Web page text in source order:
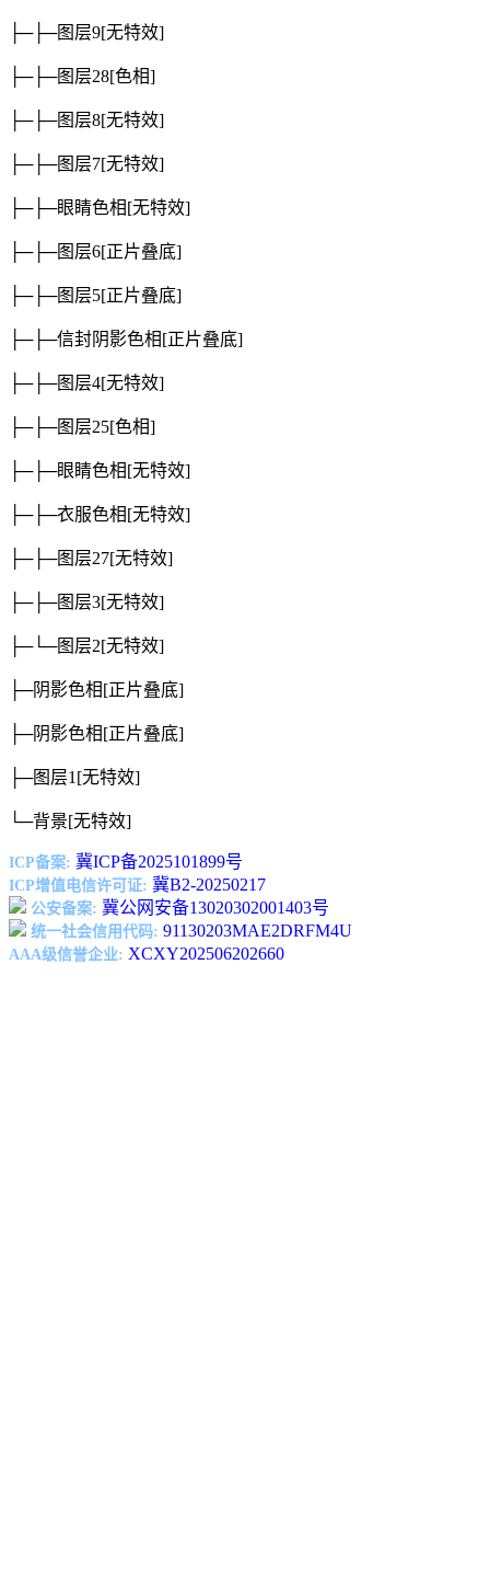
├─├─图层9[无特效]
├─├─图层28[色相]
├─├─图层8[无特效]
├─├─图层7[无特效]
├─├─眼睛色相[无特效]
├─├─图层6[正片叠底]
├─├─图层5[正片叠底]
├─├─信封阴影色相[正片叠底]
├─├─图层4[无特效]
├─├─图层25[色相]
├─├─眼睛色相[无特效]
├─├─衣服色相[无特效]
├─├─图层27[无特效]
├─├─图层3[无特效]
├─└─图层2[无特效]
├─阴影色相[正片叠底]
├─阴影色相[正片叠底]
├─图层1 [无特效]
└─背景[无特效]
ICP备案: 冀ICP备2025101899号
ICP增值电信许可证: 冀B2-20250217
公安备案: 冀公网安备13020302001403号
统一社会信用代码: 91130203MAE2DRFM4U
AAA级信誉企业: XCXY202506202660